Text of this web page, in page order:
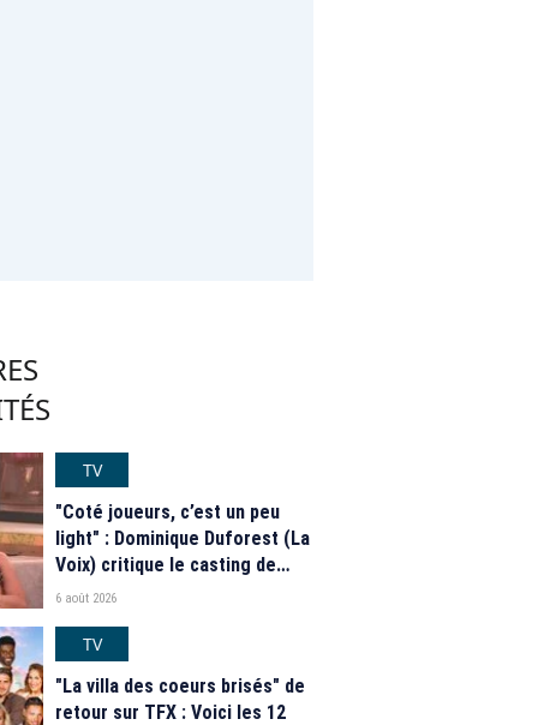
TV
"Coté joueurs, c’est un peu
light" : Dominique Duforest (La
Voix) critique le casting de
"Secret Story" 2026
6 août 2026
TV
"La villa des coeurs brisés" de
retour sur TFX : Voici les 12